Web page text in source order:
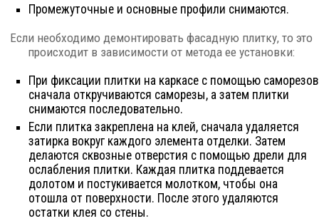
Промежуточные и основные профили снимаются.
Если необходимо демонтировать фасадную плитку, то это
происходит в зависимости от метода ее установки:
При фиксации плитки на каркасе с помощью саморезов
сначала откручиваются саморезы, а затем плитки
снимаются последовательно.
Если плитка закреплена на клей, сначала удаляется
затирка вокруг каждого элемента отделки. Затем
делаются сквозные отверстия с помощью дрели для
ослабления плитки. Каждая плитка поддевается
долотом и постукивается молотком, чтобы она
отошла от поверхности. После этого удаляются
остатки клея со стены.